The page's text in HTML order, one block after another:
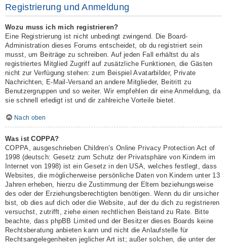
Registrierung und Anmeldung
Wozu muss ich mich registrieren?
Eine Registrierung ist nicht unbedingt zwingend. Die Board-
Administration dieses Forums entscheidet, ob du registriert sein
musst, um Beiträge zu schreiben. Auf jeden Fall erhältst du als
registriertes Mitglied Zugriff auf zusätzliche Funktionen, die Gästen
nicht zur Verfügung stehen: zum Beispiel Avatarbilder, Private
Nachrichten, E-Mail-Versand an andere Mitglieder, Beitritt zu
Benutzergruppen und so weiter. Wir empfehlen dir eine Anmeldung, da
sie schnell erledigt ist und dir zahlreiche Vorteile bietet.
Nach oben
Was ist COPPA?
COPPA, ausgeschrieben Children’s Online Privacy Protection Act of
1998 (deutsch: Gesetz zum Schutz der Privatsphäre von Kindern im
Internet von 1998) ist ein Gesetz in den USA, welches festlegt, dass
Websites, die möglicherweise persönliche Daten von Kindern unter 13
Jahren erheben, hierzu die Zustimmung der Eltern beziehungsweise
des oder der Erziehungsberechtigten benötigen. Wenn du dir unsicher
bist, ob dies auf dich oder die Website, auf der du dich zu registrieren
versuchst, zutrifft, ziehe einen rechtlichen Beistand zu Rate. Bitte
beachte, dass phpBB Limited und der Besitzer dieses Boards keine
Rechtsberatung anbieten kann und nicht die Anlaufstelle für
Rechtsangelegenheiten jeglicher Art ist; außer solchen, die unter der